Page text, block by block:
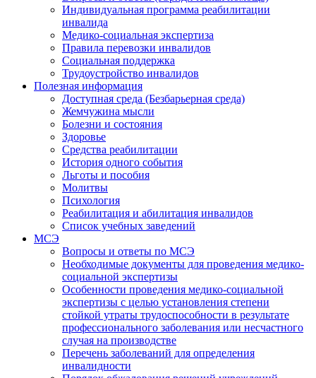
Индивидуальная программа реабилитации
инвалида
Медико-социальная экспертиза
Правила перевозки инвалидов
Социальная поддержка
Трудоустройство инвалидов
Полезная информация
Доступная среда (Безбарьерная среда)
Жемчужина мысли
Болезни и состояния
Здоровье
Средства реабилитации
История одного события
Льготы и пособия
Молитвы
Психология
Реабилитация и абилитация инвалидов
Список учебных заведений
МСЭ
Вопросы и ответы по МСЭ
Необходимые документы для проведения медико-
социальной экспертизы
Особенности проведения медико-социальной
экспертизы с целью установления степени
стойкой утраты трудоспособности в результате
профессионального заболевания или несчастного
случая на производстве
Перечень заболеваний для определения
инвалидности